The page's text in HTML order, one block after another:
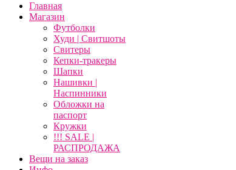
Главная
Магазин
Футболки
Худи | Свитшоты
Свитеры
Кепки-тракеры
Шапки
Нашивки |
Наспинники
Обложки на
паспорт
Кружки
!!! SALE |
РАСПРОДАЖА
Вещи на заказ